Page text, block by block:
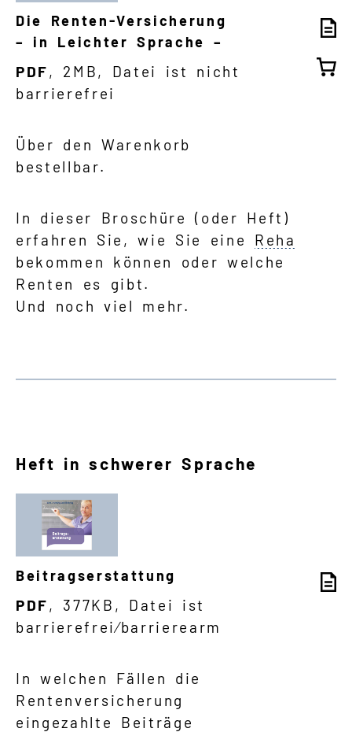
Die Renten-Versicherung
– in Leichter Sprache –
PDF, 2MB, Datei ist nicht
barrierefrei
Über den Warenkorb
bestellbar.
In dieser Broschüre (oder Heft)
erfahren Sie, wie Sie eine Reha
bekommen können oder welche
Renten es gibt.
Und noch viel mehr.
Heft in schwerer Sprache
Beitragserstattung
PDF , 377KB, Datei ist
barrierefrei⁄barrierearm
In welchen Fällen die
Rentenversicherung
eingezahlte Beiträge